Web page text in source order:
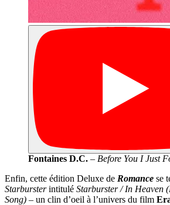
Fontaines D.C. – Before You I Just
Enfin, cette édition Deluxe de Romance se
Starbursterintitulé Starburster / In Heaven
Song) – un clin d’oeil à l’univers du film